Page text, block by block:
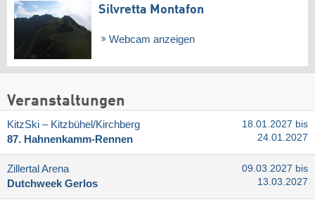
Silvretta Montafon
Webcam anzeigen
Veranstaltungen
KitzSki – Kitzbühel/​Kirchberg
87. Hahnenkamm-Rennen
18.01.2027 bis
24.01.2027
Zillertal Arena
Dutchweek Gerlos
09.03.2027 bis
13.03.2027